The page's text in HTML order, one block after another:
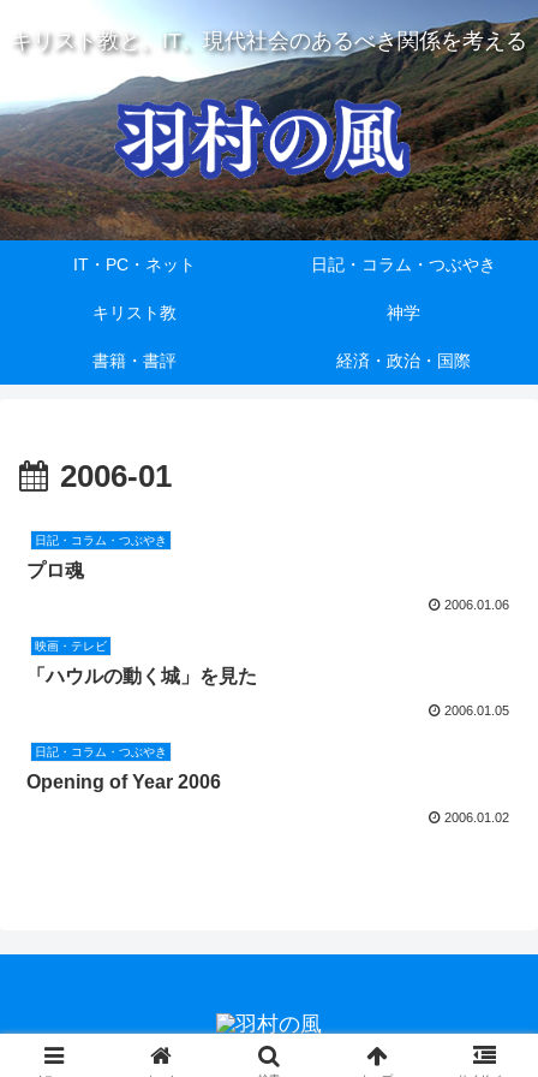
キリスト教と、IT、現代社会のあるべき関係を考える
IT・PC・ネット 日記・コラム・つぶやき
キリスト教 神学
書籍・書評 経済・政治・国際
2006-01
日記・コラム・つぶやき
プロ魂
2006.01.06
映画・テレビ
「ハウルの動く城」を見た
2006.01.05
日記・コラム・つぶやき
Opening of Year 2006
2006.01.02
Copyright © 2004-2026 羽村の風 All Rights Reserved.